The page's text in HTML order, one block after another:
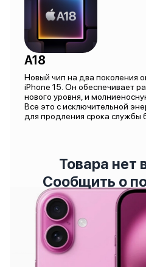
A18
Новый чип на два поколения
iPhone 15. Он обеспечивает
нового уровня, и
Все это с исключительной
для продления срока службы
Товара нет
Сообщить о